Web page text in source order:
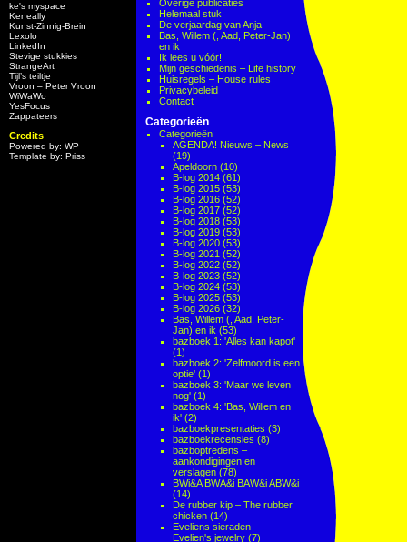
ke's myspace
Keneally
Kunst-Zinnig-Brein
Lexolo
LinkedIn
Stevige stukkies
StrangeArt
Tijl’s teiltje
Vroon – Peter Vroon
WiWaWo
YesFocus
Zappateers
Credits
Powered by: WP
Template by: Priss
Overige publicaties
Helemaal stuk
De verjaardag van Anja
Bas, Willem (, Aad, Peter-Jan)
en ik
Ik lees u vóór!
Mijn geschiedenis – Life history
Huisregels – House rules
Privacybeleid
Contact
Categorieën
Categorieën
AGENDA! Nieuws – News
(19)
Apeldoorn (10)
B-log 2014 (61)
B-log 2015 (53)
B-log 2016 (52)
B-log 2017 (52)
B-log 2018 (53)
B-log 2019 (53)
B-log 2020 (53)
B-log 2021 (52)
B-log 2022 (52)
B-log 2023 (52)
B-log 2024 (53)
B-log 2025 (53)
B-log 2026 (32)
Bas, Willem (, Aad, Peter-
Jan) en ik (53)
bazboek 1: 'Alles kan kapot'
(1)
bazboek 2: 'Zelfmoord is een
optie' (1)
bazboek 3: 'Maar we leven
nog' (1)
bazboek 4: 'Bas, Willem en
ik' (2)
bazboekpresentaties (3)
bazboekrecensies (8)
bazboptredens –
aankondigingen en
verslagen (78)
BWi&A BWA&i BAW&i ABW&i
(14)
De rubber kip – The rubber
chicken (14)
Eveliens sieraden –
Evelien's jewelry (7)